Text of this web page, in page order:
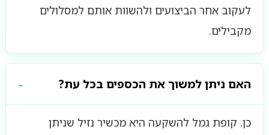
לעקוב אחר הביצועים ולהשוות אותם למסלולים
מקבילים.
האם ניתן למשוך את הכספים בכל עת?
כן. קופת גמל להשקעה היא מכשיר נזיל שניתן